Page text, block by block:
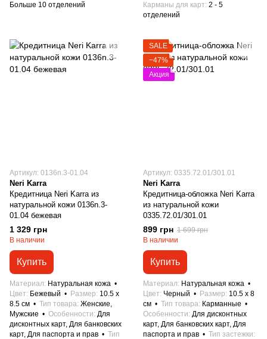
Больше 10 отделений
Карманы для карт 2 - 5
отделений
Артикул: 0136n.3-01.04
Neri Karra
Кредитница Neri Karra из
натуральной кожи 0136n.3-
01.04 бежевая
1 329 грн
В наличии
Купить
Материал
Натуральная кожа
Цвет
Бежевый Размер 10.5 x
8.5 см
Тип товара Женские,
Мужские
Особенности Для
дисконтных карт, Для банковских
карт, Для паспорта и прав
Тип
SALE
−47%
Акция
Артикул: 0335.72.01/301.01
Neri Karra
Кредитница-обложка Neri Karra
из натуральной кожи
0335.72.01/301.01
899 грн 1 699 грн
В наличии
Купить
Материал
Натуральная кожа
Цвет Черный Размер 10.5 x 8
см
Тип товара Карманные
Особенности Для дисконтных
карт, Для банковских карт, Для
паспорта и прав
Тип застежки